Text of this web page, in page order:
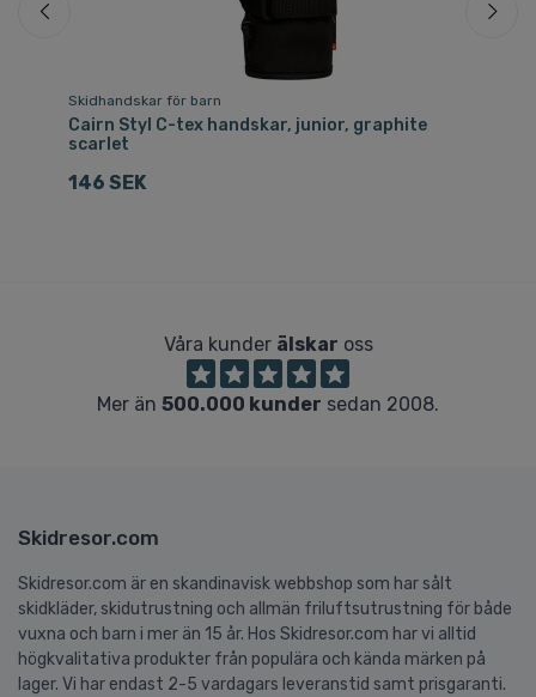
Skidhandskar för barn
Cairn Styl C-tex handskar, junior, graphite
scarlet
146 SEK
Våra kunder älskar oss
Mer än 500.000 kunder sedan 2008.
Skidresor.com
Skidresor.com är en skandinavisk webbshop som har sålt
skidkläder, skidutrustning och allmän friluftsutrustning för både
vuxna och barn i mer än 15 år. Hos Skidresor.com har vi alltid
högkvalitativa produkter från populära och kända märken på
lager. Vi har endast 2-5 vardagars leveranstid samt prisgaranti.